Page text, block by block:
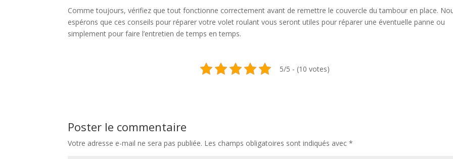
Comme toujours, vérifiez que tout fonctionne correctement avant de remettre le couvercle du tambour en place.
espérons que ces conseils pour réparer votre volet roulant vous seront utiles pour réparer une éventuelle panne ou
simplement pour faire l’entretien de temps en temps.
5/5 - (10 votes)
Poster le commentaire
Votre adresse e-mail ne sera pas publiée. Les champs obligatoires sont indiqués avec*